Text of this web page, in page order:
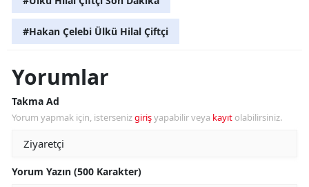
#Hakan Çelebi Ülkü Hilal Çiftçi
Yorumlar
Takma Ad
Yorum yapmak için, istersenizgirişyapabilir veya kayıt olabilirsiniz.
Yorum Yazın (500 Karakter)